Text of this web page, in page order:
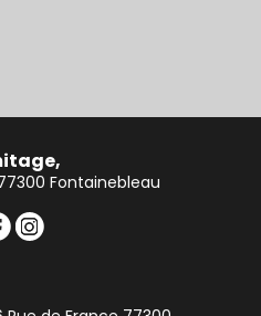
Fontainebleau